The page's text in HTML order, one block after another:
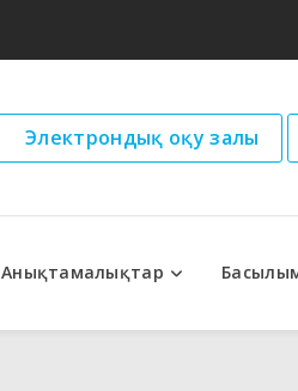
Электрондық оқу залы
Анықтамалықтар